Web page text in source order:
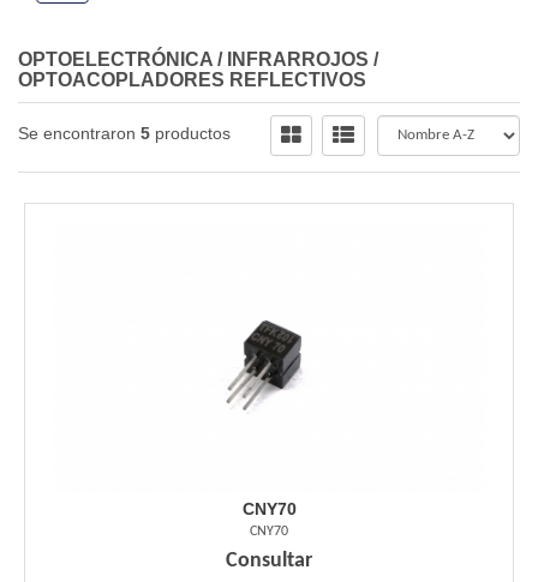
OPTOELECTRÓNICA / INFRARROJOS /
OPTOACOPLADORES REFLECTIVOS
Se encontraron 5 productos
CNY70
CNY70
Consultar